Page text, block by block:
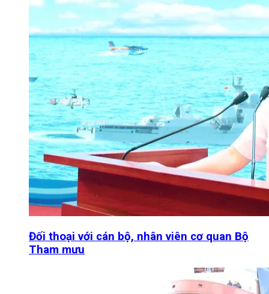
Đối thoại với cán bộ, nhân viên cơ quan Bộ
Tham mưu